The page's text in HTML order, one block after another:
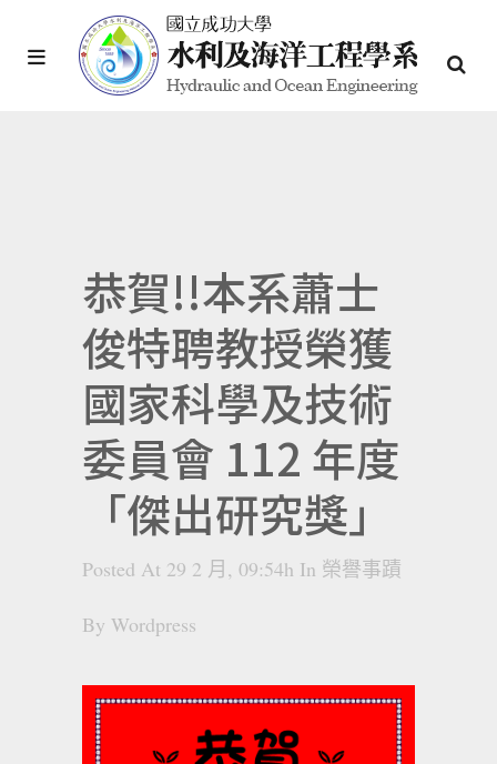
恭賀!!本系蕭士
俊特聘教授榮獲
國家科學及技術
委員會 112 年度
「傑出研究獎」
Posted At 29 2 月, 09:54h In 榮譽事蹟
By Wordpress